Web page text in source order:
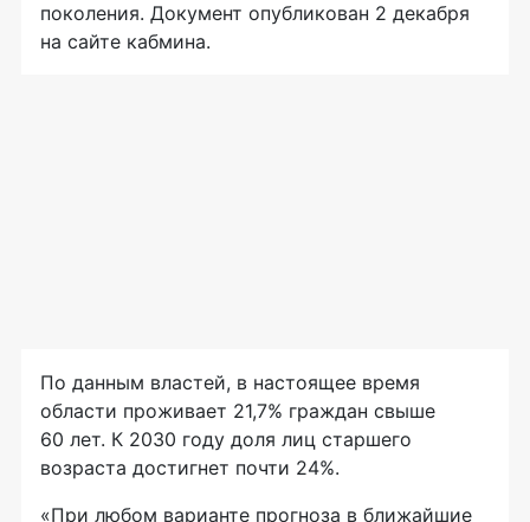
поколения. Документ опубликован 2 декабря
на сайте кабмина.
По данным властей, в настоящее время
области проживает 21,7% граждан свыше
60 лет. К 2030 году доля лиц старшего
возраста достигнет почти 24%.
«При любом варианте прогноза в ближайшие